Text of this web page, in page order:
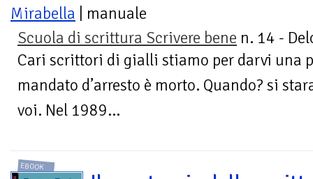
Mirabella | manuale
Scuola di scrittura Scrivere bene n. 14 -
Cari scrittori di gialli stiamo per darvi una
mandato d’arresto è morto. Quando? si
voi. Nel 1989…
EBOOK